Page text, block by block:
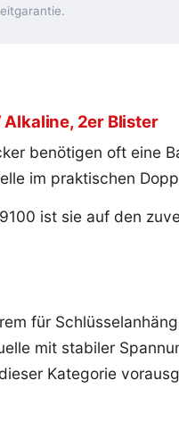
Alkaline, 2er Blister
benötigen oft eine
im praktischen
ist sie auf den
für
mit stabiler
Kategorie